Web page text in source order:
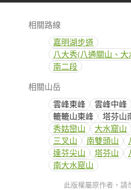
相關路線
嘉明湖步道
八大秀(八通關山、
南二段
相關山岳
雲峰東峰
雲峰中峰
轆轆山東峰
塔芬山
秀姑巒山
大水窟山
三叉山
南雙頭山
達芬尖山
塔芬山
南大水窟山
此版權屬原作者，請